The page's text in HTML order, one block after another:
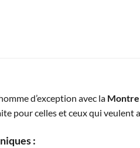
d’exception avec la Montre
pour celles et ceux qui veulent
: